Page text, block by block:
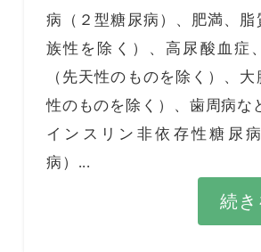
病（２型糖尿病）、肥満、脂
族性を除く）、高尿酸血症
（先天性のものを除く）、
性のものを除く）、歯周病な
インスリン非依存性糖尿
病）...
続き